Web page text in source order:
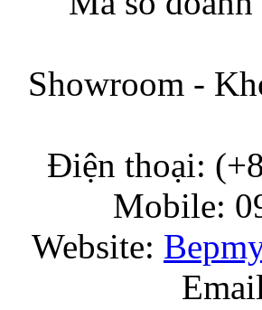
Showroom -
Điện thoại:
Mobile:
Website: